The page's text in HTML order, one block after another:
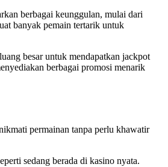
berbagai keunggulan, mulai dari
banyak pemain tertarik untuk
besar untuk mendapatkan jackpot
berbagai promosi menarik
permainan tanpa perlu khawatir
sedang berada di kasino nyata.